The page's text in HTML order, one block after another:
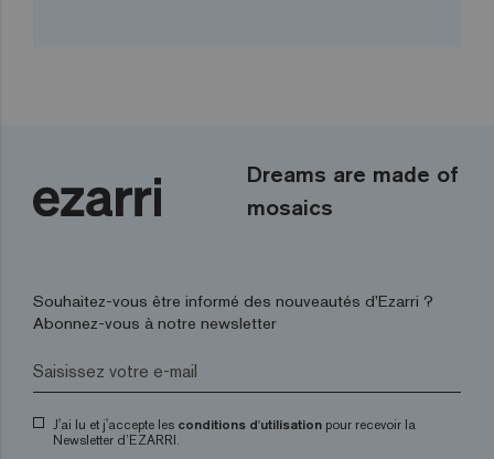
Dreams are made of
mosaics
Souhaitez-vous être informé des nouveautés d’Ezarri ?
Abonnez-vous à notre newsletter
J'ai lu et j'accepte les conditions d'utilisation pour recevoir la
Newsletter d’EZARRI.